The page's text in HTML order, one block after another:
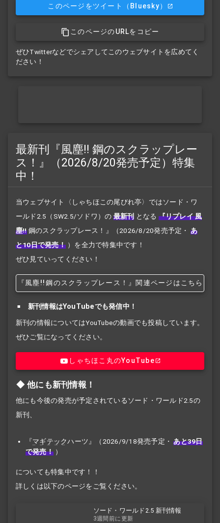
このページをツイート （Bluesky）
このページのURLをコピー
ぜひTwitterなどでシェアしてこのウェブサイトを広めてく
ださい！
最新刊『風塵!! 鋼のスクラップレー
ス！』（2026/8/20発売予定）特集
中！
当ウェブサイト〈しゃちほこの尾びれ亭〉ではソード・ワ
ールド2.5（SW2.5/ソドワ）の 最新刊 となる 『リプレイ 風
塵!! 鋼のスクラップレース！』 （2026/8/20発売予定・ あ
と10日で発売！ ）を全力で特集中です！
ぜひ見ていってください！
『風塵!! 鋼のスクラップレース！』関連ページはこちら
新刊情報はYouTubeでも発信中！
新刊の情報についてはYouTubeの動画でも投稿しています。
ぜひご覧になってください。
しゃちほこ丸のYouTube
他にも新刊情報！
他にも今後の発売が予定されているソード・ワールド2.5の
新刊、
『マギテックハーツ』（2026/9/18発売予定・ あと39日
で発売！ ）
についても特集中です！！
詳しくは以下のページをご覧ください。
ソード・ワールド2.5 新刊情報
3週間前に更新